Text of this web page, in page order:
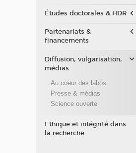
Études doctorales & HDR
Partenariats &
financements
Diffusion, vulgarisation,
médias
Au coeur des labos
Presse & médias
Science ouverte
Ethique et intégrité dans
la recherche